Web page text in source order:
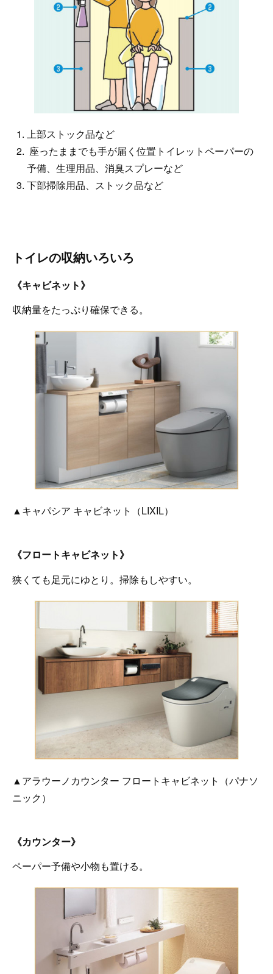
上部ストック品など
座ったままでも手が届く位置トイレットペーパーの
予備、生理用品、消臭スプレーなど
下部掃除用品、ストック品など
トイレの収納いろいろ
《キャビネット》
収納量をたっぷり確保できる。
▲キャパシア キャビネット（LIXIL）
《フロートキャビネット》
狭くても足元にゆとり。掃除もしやすい。
▲アラウーノカウンター フロートキャビネット（パナソ
ニック）
《カウンター》
ペーパー予備や小物も置ける。